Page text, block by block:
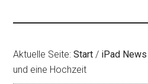
Aktuelle Seite:Start / iPad News
und eine Hochzeit